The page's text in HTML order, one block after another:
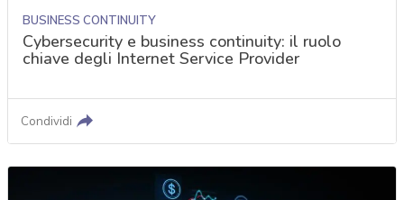
BUSINESS CONTINUITY
Cybersecurity e business continuity: il ruolo
chiave degli Internet Service Provider
Condividi